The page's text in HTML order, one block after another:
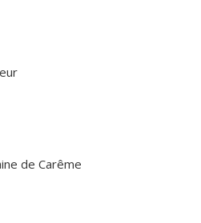
de Carême